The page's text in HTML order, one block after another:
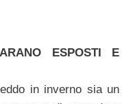
ESPOSTI E
in inverno sia un